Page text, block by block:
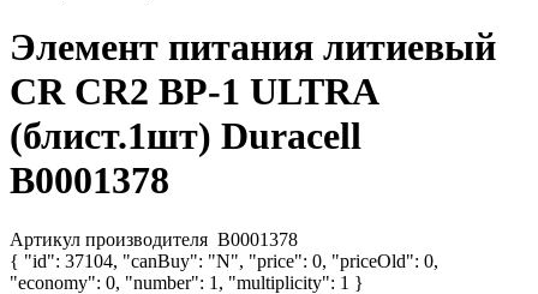
Элемент питания литиевый
CR CR2 BP-1 ULTRA
(блист.1шт) Duracell
B0001378
Артикул производителя B0001378
{ "id": 37104, "canBuy": "N", "price": 0, "priceOld": 0,
"economy": 0, "number": 1, "multiplicity": 1 }